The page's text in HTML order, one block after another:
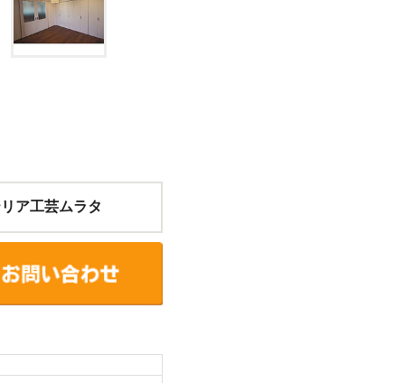
ア工芸ムラタ